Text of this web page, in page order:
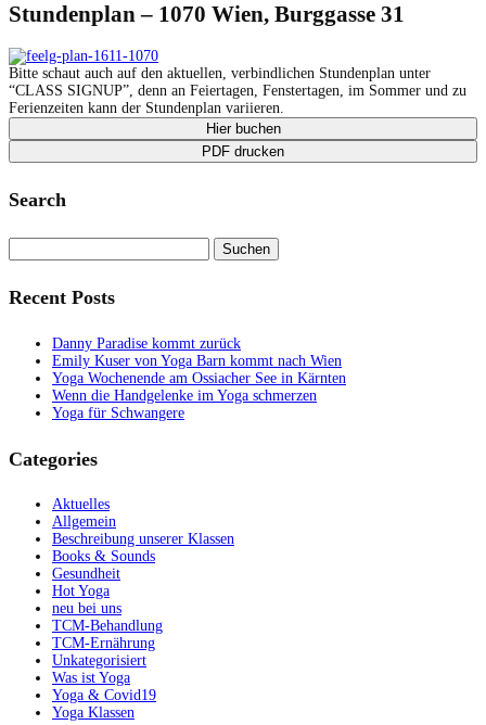
Stundenplan – 1070 Wien, Burggasse 31
Bitte schaut auch auf den aktuellen, verbindlichen Stun­den­plan unter
“CLASS SIGNUP”, denn an Feierta­gen, Fen­sterta­gen, im Som­mer und zu
Ferien­zeit­en kann der Stun­den­plan variieren.
Hier buchen
PDF drucken
Search
Suchen
nach:
Recent Posts
Danny Paradise kommt zurück
Emily Kuser von Yoga Barn kommt nach Wien
Yoga Wochenende am Ossiacher See in Kärnten
Wenn die Handgelenke im Yoga schmerzen
Yoga für Schwangere
Categories
Aktuelles
Allgemein
Beschreibung unserer Klassen
Books & Sounds
Gesundheit
Hot Yoga
neu bei uns
TCM-Behandlung
TCM-Ernährung
Unkategorisiert
Was ist Yoga
Yoga & Covid19
Yoga Klassen